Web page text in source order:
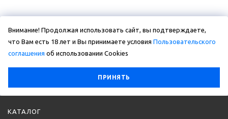
Внимание! Продолжая использовать сайт, вы подтверждаете,
что Вам есть 18 лет и Вы принимаете условия Пользовательского
соглашения об использовании Сookies
ПРИНЯТЬ
КАТАЛОГ